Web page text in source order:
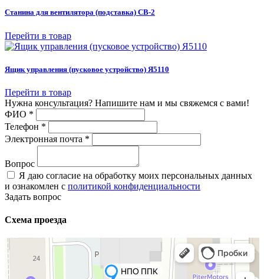
Станина для вентилятора (подставка) СВ-2
Перейти в товар
Ящик управления (пусковое устройство) Я5110
Перейти в товар
Нужна консультация? Напишите нам и мы свяжемся с вами!
ФИО *
Телефон *
Электронная почта *
Вопрос
Я даю согласие на обработку моих персональных данных
и ознакомлен с политикой конфиденциальности
Задать вопрос
Схема проезда